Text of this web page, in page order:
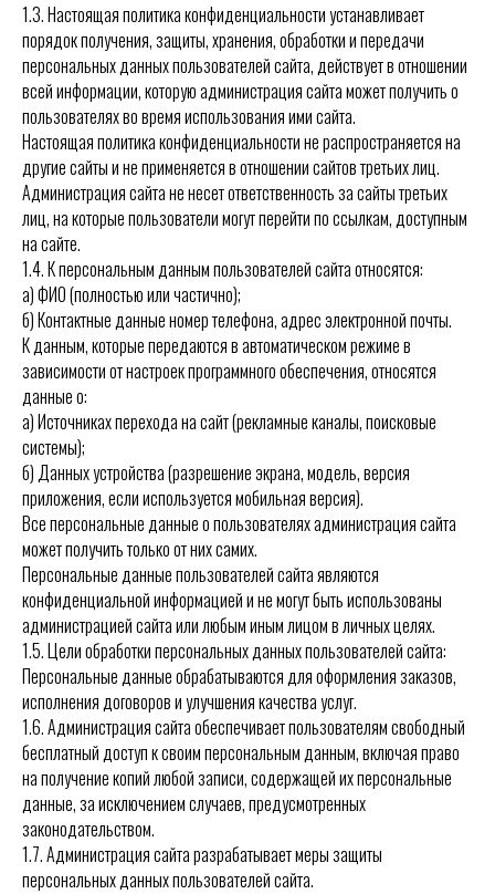
1.3.Настоящая политика конфиденциальности устанавливает
порядок получения, защиты, хранения, обработки и передачи
персональных данных пользователей сайта, действует в отношении
всей информации, которую администрация сайта может получить о
пользователях во время использования ими сайта.
Настоящая политика конфиденциальности не распространяется на
другие сайты и не применяется в отношении сайтов третьих лиц.
Администрация сайта не несет ответственность за сайты третьих
лиц, на которые пользователи могут перейти по ссылкам, доступным
на сайте.
1.4.К персональным данным пользователей сайта относятся:
а) ФИО (полностью или частично);
б) Контактные данные номер телефона, адрес электронной почты.
К данным, которые передаются в автоматическом режиме в
зависимости от настроек программного обеспечения, относятся
данные о:
а) Источниках перехода на сайт (рекламные каналы, поисковые
системы);
б) Данных устройства (разрешение экрана, модель, версия
приложения, если используется мобильная версия).
Все персональные данные о пользователях администрация сайта
может получить только от них самих.
Персональные данные пользователей сайта являются
конфиденциальной информацией и не могут быть использованы
администрацией сайта или любым иным лицом в личных целях.
1.5.Цели обработки персональных данных пользователей сайта:
Персональные данные обрабатываются для оформления заказов,
исполнения договоров и улучшения качества услуг.
1.6.Администрация сайта обеспечивает пользователям свободный
бесплатный доступ к своим персональным данным, включая право
на получение копий любой записи, содержащей их персональные
данные, за исключением случаев, предусмотренных
законодательством.
1.7.Администрация сайта разрабатывает меры защиты
персональных данных пользователей сайта.